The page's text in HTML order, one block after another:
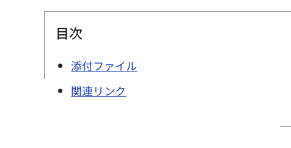
目次
添付ファイル
関連リンク